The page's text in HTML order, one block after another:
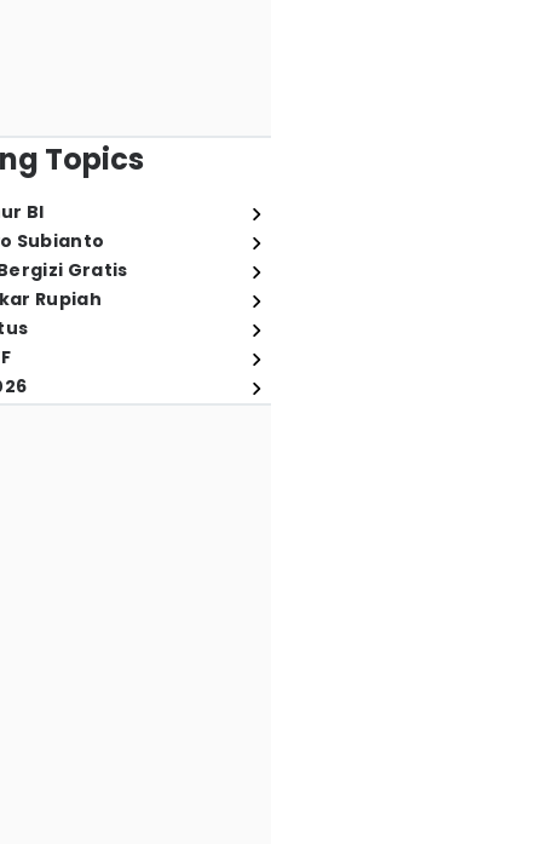
Topics
BI
Subianto
Gratis
Rupiah